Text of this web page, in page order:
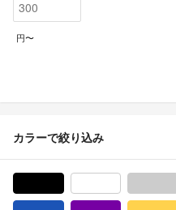
円〜
カラーで絞り込み